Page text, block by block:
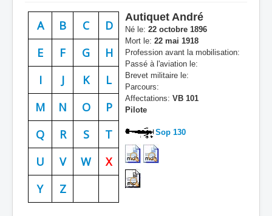
Escadrilles
Organisation
Avions
Formation
Doctrines
Batailles
Cahiers des As
A B C
D
E
F G
H
I
J K
L
M
N O
P
Q
R S
T
U
V W
X
Y
Z
Autiquet André
Né le: 22 octobre 1896
Mort le: 22 mai 1918
Profession avant la mobilisation:
Passé à l'aviation le:
Brevet militaire le:
Parcours:
Affectations: VB 101
Pilote
Sop 130